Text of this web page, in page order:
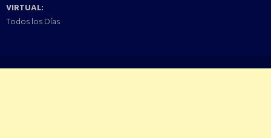
VIRTUAL:
Todos los Días